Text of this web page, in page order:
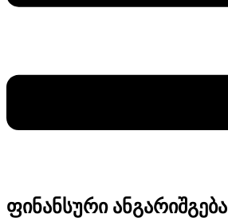
ფინანსური ანგარიშგება